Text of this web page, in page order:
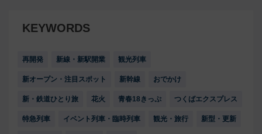
KEYWORDS
再開発 新線・新駅開業 観光列車
新オープン・注目スポット 新幹線 おでかけ
新・鉄道ひとり旅 花火 青春18きっぷ つくばエクスプレス
特急列車 イベント列車・臨時列車 観光・旅行 新型・更新